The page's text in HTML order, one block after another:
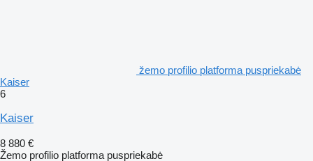
žemo profilio platforma puspriekabė
Kaiser
6
Kaiser
8 880 €
Žemo profilio platforma puspriekabė